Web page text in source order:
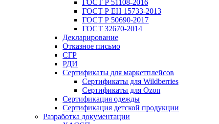
ГОСТ Р 51108-2016
ГОСТ Р ЕН 15733-2013
ГОСТ Р 50690-2017
ГОСТ 32670-2014
Декларирование
Отказное письмо
СГР
РДИ
Сертификаты для маркетплейсов
Сертификаты для Wildberries
Сертификаты для Ozon
Сертификация одежды
Сертификация детской продукции
Разработка документации